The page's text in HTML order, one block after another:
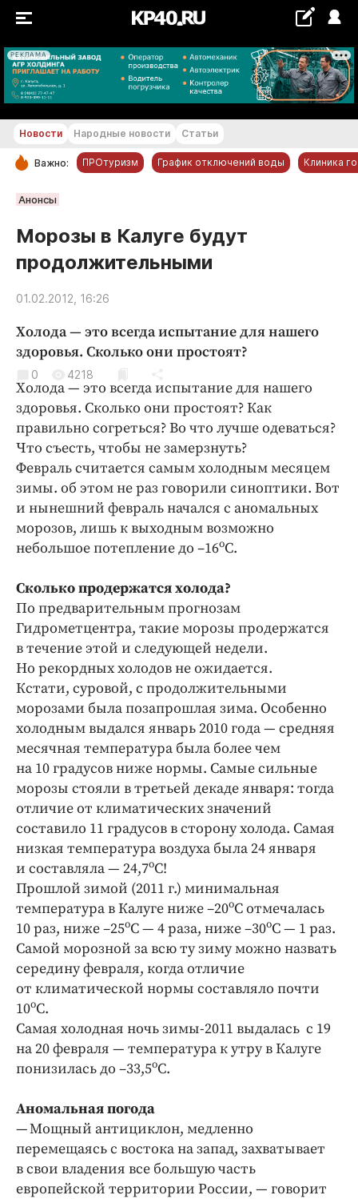
РЕКЛАМА
+21...+22 °С
РУБРИКИ
Новости компаний
Статьи
Народные новости
Благоустройство
Криминал
Культура
Недвижимость и ЖКХ
Образование
Общество
Погода
Праздники
Происшествия
Экономика и бизнес
ПРОЕКТЫ
Блоги
Издания
Медиаперсона
Интересное чтиво
Клиника года
Бренд года
Работодатель года
Новости Народные новости Статьи
Важно: ПРОтуризм График отключений воды Клиника
Анонсы
Морозы в Калуге будут
продолжительными
01.02.2012, 16:26
Холода — это всегда испытание для нашего
здоровья. Сколько они простоят?
0 4218
Холода — это всегда испытание для нашего
здоровья. Сколько они простоят? Как
правильно согреться? Во что лучше одеваться?
Что съесть, чтобы не замерзнуть?
Февраль считается самым холодным месяцем
зимы. об этом не раз говорили синоптики. Вот
и нынешний февраль начался с аномальных
морозов, лишь к выходным возможно
небольшое потепление до –16оС.
Сколько продержатся холода?
По предварительным прогнозам
Гидрометцентра, такие морозы продержатся
в течение этой и следующей недели.
Но рекордных холодов не ожидается.
Кстати, суровой, с продолжительными
морозами была позапрошлая зима. Особенно
холодным выдался январь 2010 года — средняя
месячная температура была более чем
на 10 градусов ниже нормы. Самые сильные
морозы стояли в третьей декаде января: тогда
отличие от климатических значений
составило 11 градусов в сторону холода. Самая
низкая температура воздуха была 24 января
и составляла — 24,7оС!
Прошлой зимой (2011 г.) минимальная
температура в Калуге ниже –20оС отмечалась
10 раз, ниже –25оС — 4 раза, ниже –30оС — 1 раз.
Самой морозной за всю ту зиму можно назвать
середину февраля, когда отличие
от климатической нормы составляло почти
10оС.
Самая холодная ночь зимы‑2011 выдалась с 19
на 20 февраля — температура к утру в Калуге
понизилась до –33,5оС.
Аномальная погода
— Мощный антициклон, медленно
перемещаясь с востока на запад, захватывает
в свои владения все большую часть
европейской территории России, — говорит